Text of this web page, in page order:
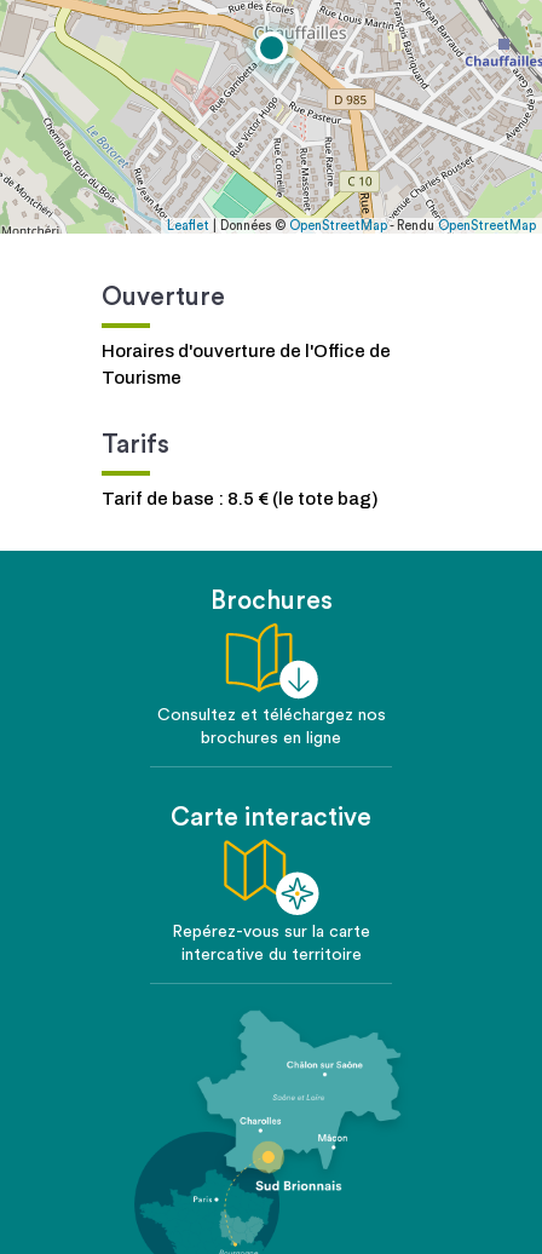
Leaflet | Données © OpenStreetMap- RenduOpenStreetMap
Ouverture
Horaires d'ouverture de l'Office de
Tourisme
Tarifs
Tarif de base : 8.5 € (le tote bag)
Brochures
Consultez et téléchargez nos
brochures en ligne
Carte interactive
Repérez-vous sur la carte
intercative du territoire